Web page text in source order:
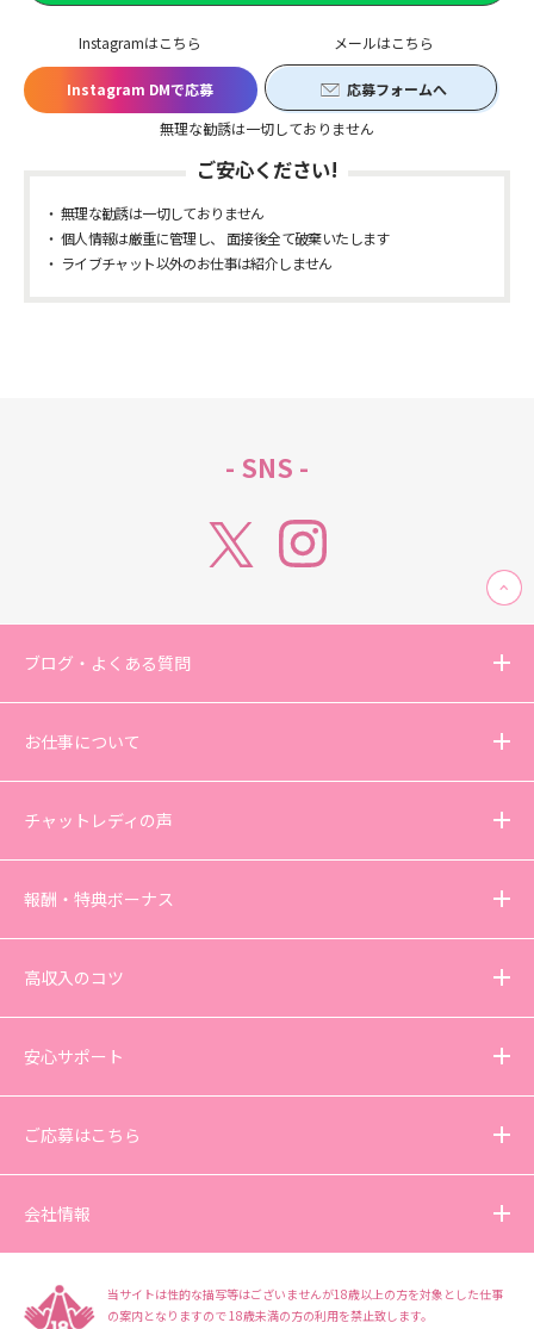
Instagramはこちら
Instagram DMで応募
メールはこちら
応募フォームへ
無理な勧誘は一切しておりません
ご安心ください!
無理な勧誘は一切しておりません
個人情報は厳重に管理し、 面接後全て破棄いたします
ライブチャット以外のお仕事は紹介しません
- SNS -
ブログ・よくある質問
お仕事について
チャットレディの声
報酬・特典ボーナス
高収入のコツ
安心サポート
ご応募はこちら
会社情報
当サイトは性的な描写等はございませんが18歳以上の方を対象とした仕事
の案内となりますので 18歳未満の方の利用を禁止致します。